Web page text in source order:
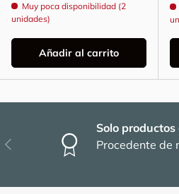
Muy poca disponibilidad (2
unidades)
Añadir al carrito
Anterior
Solo
Procedente de